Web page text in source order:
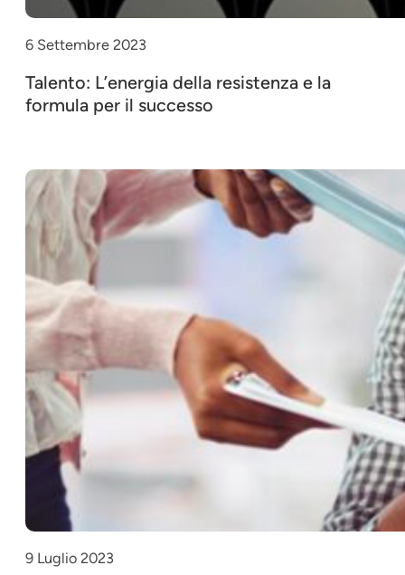
6 Settembre 2023
Talento: L’energia della resistenza e la
formula per il successo
9 Luglio 2023